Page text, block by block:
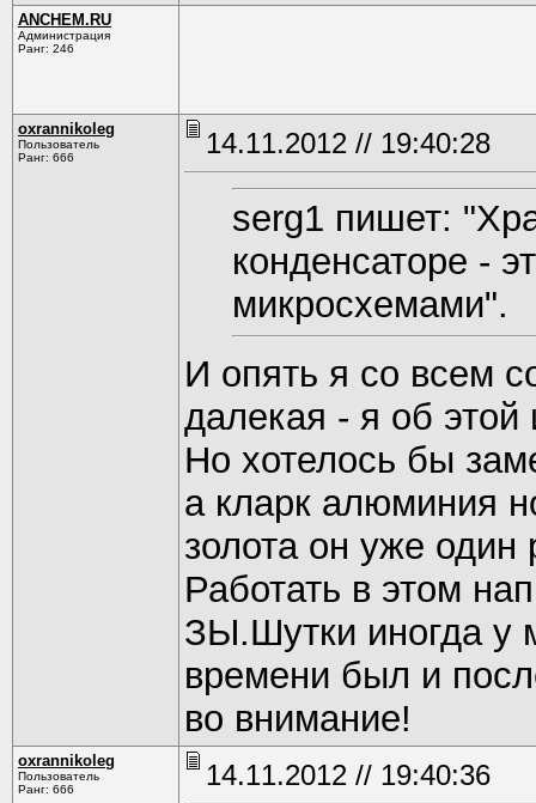
ANCHEM.RU
Администрация
Ранг: 246
oxrannikoleg
Пользователь
Ранг: 666
14.11.2012 // 19:40:28
serg1 пишет:
конденсаторе -
микросхемами".
И опять я со всем
далекая - я об этой
Но хотелось бы
а кларк алюминия
золота он уже один
Работать в этом
ЗЫ.Шутки иногда у
времени был и
во внимание!
oxrannikoleg
Пользователь
Ранг: 666
14.11.2012 // 19:40:36